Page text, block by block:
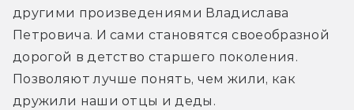
другими произведениями Владислава
Петровича. И сами становятся своеобразной
дорогой в детство старшего поколения.
Позволяют лучше понять, чем жили, как
дружили наши отцы и деды.